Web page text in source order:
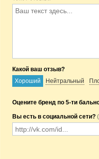
Какой ваш отзыв?
Хороший
Нейтральный
Оцените бренд по 5-ти
Вы есть в социальной сети?